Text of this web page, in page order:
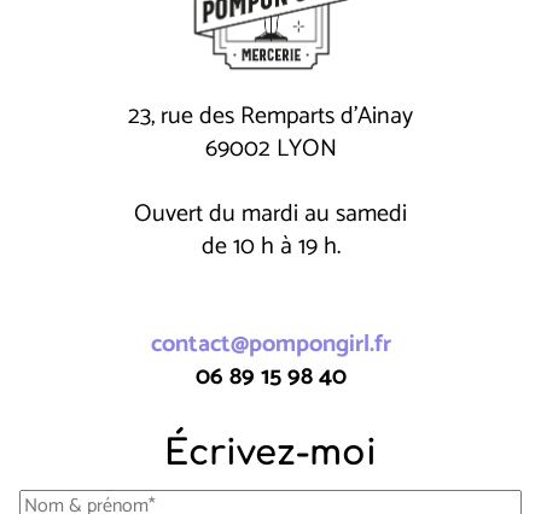
23, rue des Remparts d'Ainay
69002 LYON
Ouvert du mardi au samedi
de 10 h à 19 h.
contact@pompongirl.fr
06 89 15 98 40
Écrivez-moi